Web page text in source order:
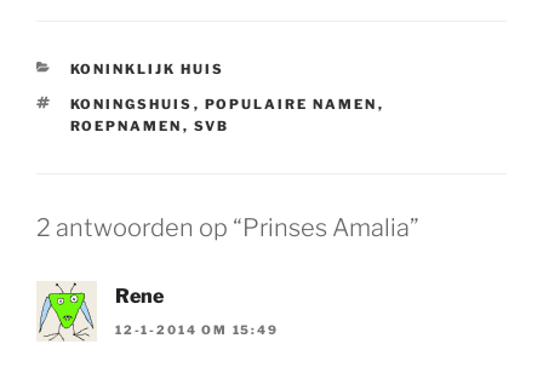
CATEGORIEËN
KONINKLIJK HUIS
TAGS
KONINGSHUIS , POPULAIRE NAMEN ,
ROEPNAMEN , SVB
2 antwoorden op “Prinses Amalia”
Rene
12-1-2014 OM 15:49